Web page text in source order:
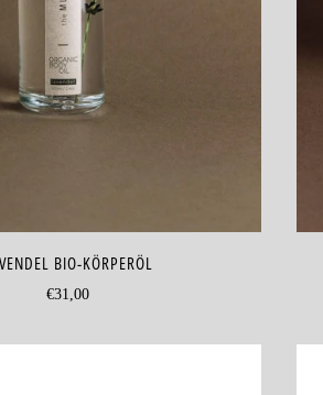
BIO-KÖRPERÖL
€31,00